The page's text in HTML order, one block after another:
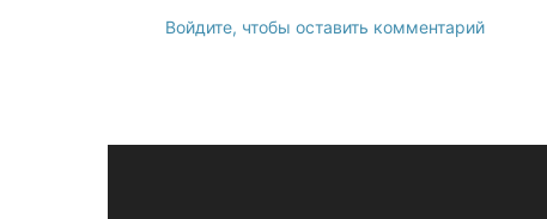
Войдите, чтобы оставить комментарий